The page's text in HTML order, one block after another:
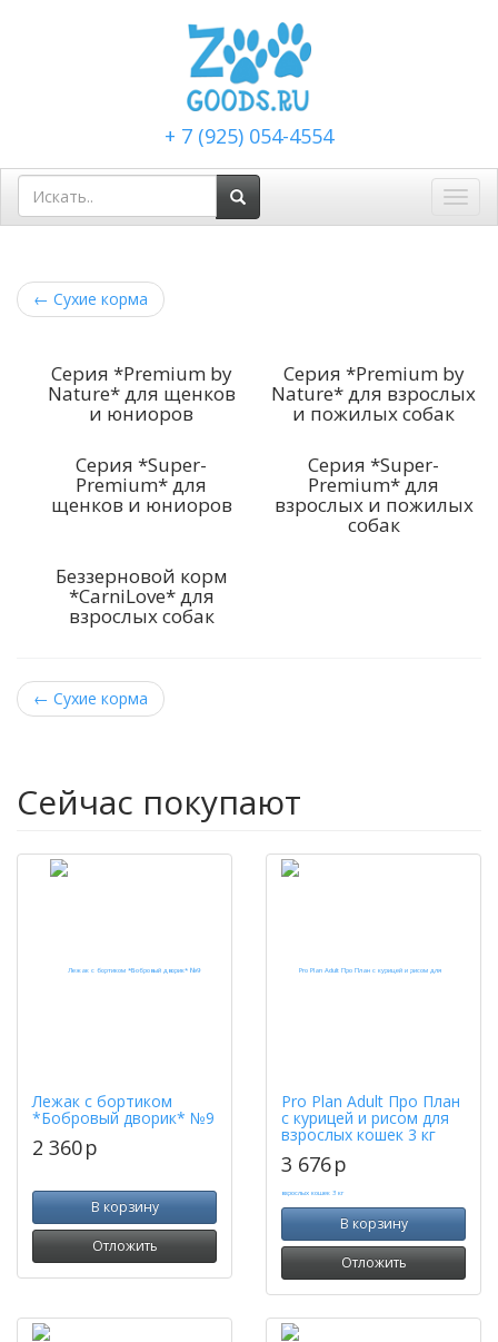
+ 7 (925) 054-4554
← Сухие корма
Серия *Premium by
Nature* для щенков
и юниоров
Серия *Premium by
Nature* для взрослых
и пожилых собак
Серия *Super-
Premium* для
щенков и юниоров
Серия *Super-
Premium* для
взрослых и пожилых
собак
Беззерновой корм
*CarniLove* для
взрослых собак
← Сухие корма
Сейчас покупают
Лежак с бортиком
*Бобровый дворик* №9
2 360p
В корзину
Отложить
Pro Plan Adult Про План
с курицей и рисом для
взрослых кошек 3 кг
3 676p
В корзину
Отложить